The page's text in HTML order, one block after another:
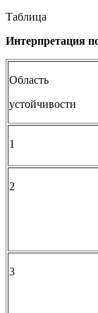
Таблица
Интерпретация
Область
устойчивости
1
2
3